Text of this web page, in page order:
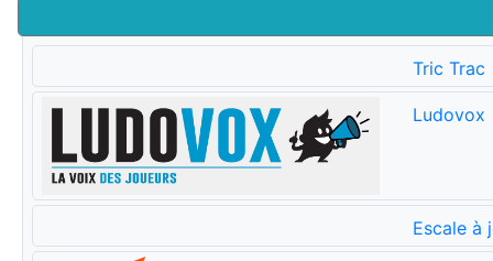
Tric Trac
Ludovox
Escale à